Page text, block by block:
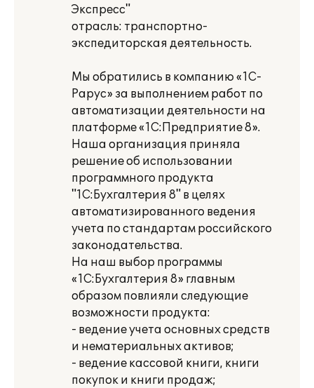
Экспресс"
отрасль: транспортно-
экспедиторская деятельность.
Мы обратились в компанию «1С-
Рарус» за выполнением работ по
автоматизации деятельности на
платформе «1С:Предприятие 8».
Наша организация приняла
решение об использовании
программного продукта
"1С:Бухгалтерия 8" в целях
автоматизированного ведения
учета по стандартам российского
законодательства.
На наш выбор программы
«1С:Бухгалтерия 8» главным
образом повлияли следующие
возможности продукта:
- ведение учета основных средств
и нематериальных активов;
- ведение кассовой книги, книги
покупок и книги продаж;